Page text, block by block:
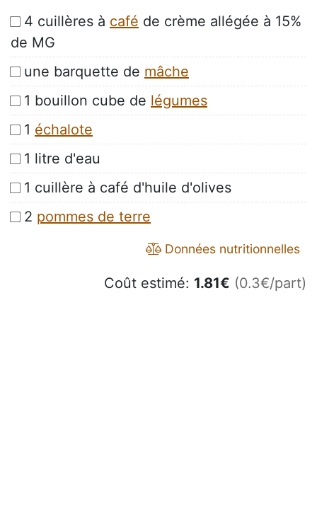
4 cuillères à café de crème allégée à 15%
de MG
une barquette de mâche
1 bouillon cube de légumes
1 échalote
1 litre d'eau
1 cuillère à café d'huile d'olives
2 pommes de terre
Données nutritionnelles
Coût estimé: 1.81€ (0.3€/part)